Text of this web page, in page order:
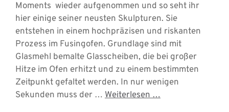
Moments wieder aufgenommen und so seht ihr
hier einige seiner neusten Skulpturen. Sie
entstehen in einem hochpräzisen und riskanten
Prozess im Fusingofen. Grundlage sind mit
Glasmehl bemalte Glasscheiben, die bei großer
Hitze im Ofen erhitzt und zu einem bestimmten
Zeitpunkt gefaltet werden. In nur wenigen
Sekunden muss der … Weiterlesen …